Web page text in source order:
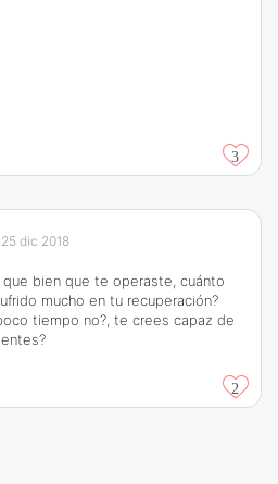
3
25 dic 2018
bien que te operaste, cuánto
mucho en tu recuperación?
tiempo no?, te crees capaz de
2